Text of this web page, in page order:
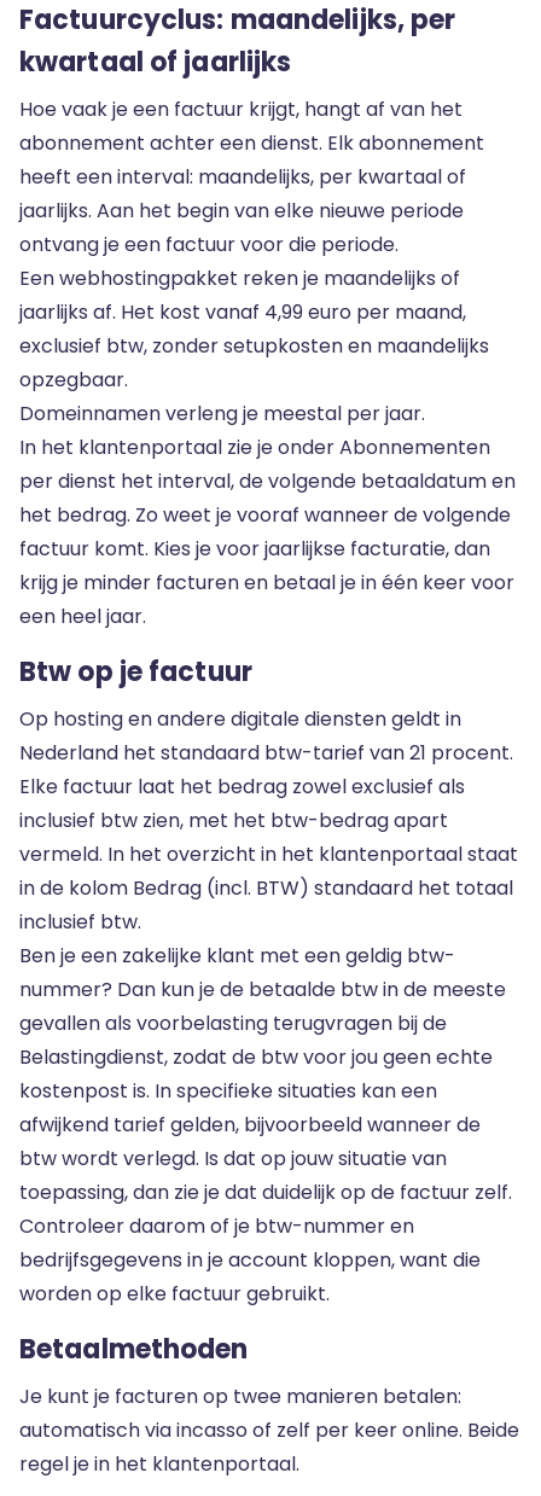
Factuurcyclus: maandelijks, per
kwartaal of jaarlijks
Hoe vaak je een factuur krijgt, hangt af van het
abonnement achter een dienst. Elk abonnement
heeft een interval: maandelijks, per kwartaal of
jaarlijks. Aan het begin van elke nieuwe periode
ontvang je een factuur voor die periode.
Eenwebhostingpakket reken je maandelijks of
jaarlijks af. Het kost vanaf 4,99 euro per maand,
exclusief btw, zonder setupkosten en maandelijks
opzegbaar.
Domeinnamen verleng je meestal per jaar.
In het klantenportaal zie je onder Abonnementen
per dienst het interval, de volgende betaaldatum en
het bedrag. Zo weet je vooraf wanneer de volgende
factuur komt. Kies je voor jaarlijkse facturatie, dan
krijg je minder facturen en betaal je in één keer voor
een heel jaar.
Btw op je factuur
Op hosting en andere digitale diensten geldt in
Nederland het standaard btw-tarief van 21 procent.
Elke factuur laat het bedrag zowel exclusief als
inclusief btw zien, met het btw-bedrag apart
vermeld. In het overzicht in het klantenportaal staat
in de kolom Bedrag (incl. BTW) standaard het totaal
inclusief btw.
Ben je een zakelijke klant met een geldig btw-
nummer? Dan kun je de betaalde btw in de meeste
gevallen als voorbelasting terugvragen bij de
Belastingdienst, zodat de btw voor jou geen echte
kostenpost is. In specifieke situaties kan een
afwijkend tarief gelden, bijvoorbeeld wanneer de
btw wordt verlegd. Is dat op jouw situatie van
toepassing, dan zie je dat duidelijk op de factuur zelf.
Controleer daarom of je btw-nummer en
bedrijfsgegevens in je account kloppen, want die
worden op elke factuur gebruikt.
Betaalmethoden
Je kunt je facturen op twee manieren betalen:
automatisch via incasso of zelf per keer online. Beide
regel je in het klantenportaal.